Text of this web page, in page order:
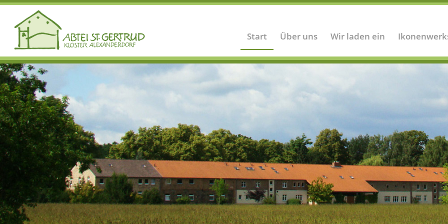
Start Über uns Wir laden ein